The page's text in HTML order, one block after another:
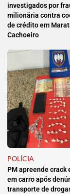
investigados por
milionária contra
de crédito em
Cachoeiro
POLÍCIA
PM apreende crack
em carro após
transporte de